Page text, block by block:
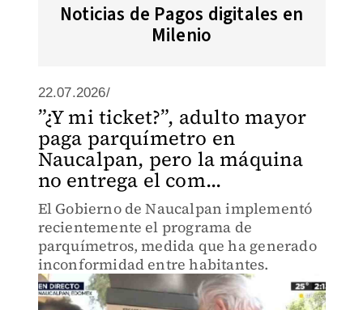
Noticias de Pagos digitales en
Milenio
22.07.2026/
”¿Y mi ticket?”, adulto mayor
paga parquímetro en
Naucalpan, pero la máquina
no entrega el com...
El Gobierno de Naucalpan implementó
recientemente el programa de
parquímetros, medida que ha generado
inconformidad entre habitantes.